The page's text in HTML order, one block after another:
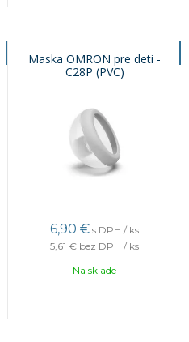
Maska OMRON pre deti -
C28P (PVC)
6,90 € s DPH / ks
5,61 € bez DPH / ks
Na sklade